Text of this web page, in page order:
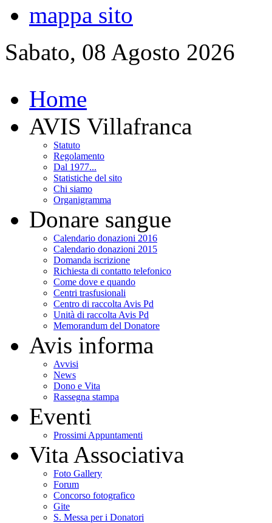
mappa sito
Sabato, 08 Agosto 2026
Home
AVIS Villafranca
Statuto
Regolamento
Dal 1977...
Statistiche del sito
Chi siamo
Organigramma
Donare sangue
Calendario donazioni 2016
Calendario donazioni 2015
Domanda iscrizione
Richiesta di contatto telefonico
Come dove e quando
Centri trasfusionali
Centro di raccolta Avis Pd
Unità di raccolta Avis Pd
Memorandum del Donatore
Avis informa
Avvisi
News
Dono e Vita
Rassegna stampa
Eventi
Prossimi Appuntamenti
Vita Associativa
Foto Gallery
Forum
Concorso fotografico
Gite
S. Messa per i Donatori